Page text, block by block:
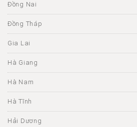
Đồng Nai
Đồng Tháp
Gia Lai
Hà Giang
Hà Nam
Hà Tĩnh
Hải Dương